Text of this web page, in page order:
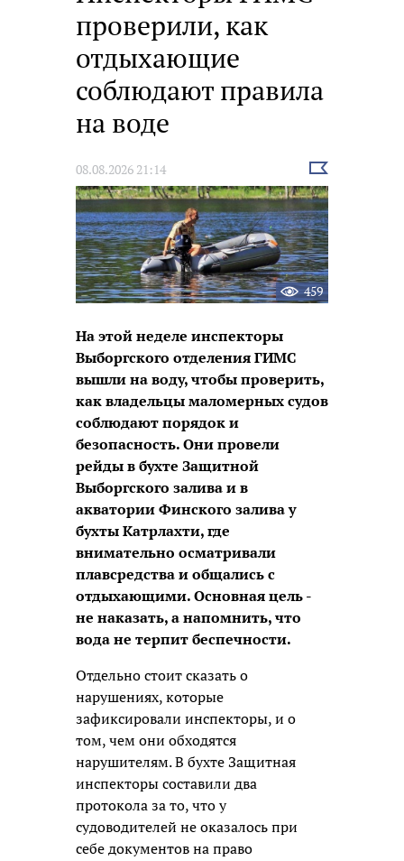
проверили, как
отдыхающие
соблюдают правила
на воде
08.08.2026 21:14
Выбрать
новость
459
На этой неделе инспекторы
Выборгского отделения ГИМС
вышли на воду, чтобы проверить,
как владельцы маломерных судов
соблюдают порядок и
безопасность. Они провели
рейды в бухте Защитной
Выборгского залива и в
акватории Финского залива у
бухты Катрлахти, где
внимательно осматривали
плавсредства и общались с
отдыхающими. Основная цель -
не наказать, а напомнить, что
вода не терпит беспечности.
Отдельно стоит сказать о
нарушениях, которые
зафиксировали инспекторы, и о
том, чем они обходятся
нарушителям. В бухте Защитная
инспекторы составили два
протокола за то, что у
судоводителей не оказалось при
себе документов на право